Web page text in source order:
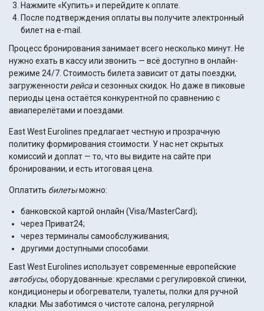
Нажмите «Купить» и перейдите к оплате.
После подтверждения оплаты вы получите электронный
билет на e-mail.
Процесс бронирования занимает всего несколько минут. Не
нужно ехать в кассу или звонить — всё доступно в онлайн-
режиме 24/7. Стоимость билета зависит от даты поездки,
загруженности рейсаи сезонных скидок. Но даже в пиковые
периоды цена остаётся конкурентной по сравнению с
авиаперелётами и поездами.
East West Eurolines предлагает честную и прозрачную
политику формирования стоимости. У нас нет скрытых
комиссий и доплат — то, что вы видите на сайте при
бронировании, и есть итоговая цена.
Оплатить билетыможно:
банковской картой онлайн (Visa/MasterCard);
через Приват24;
через терминалы самообслуживания;
другими доступными способами.
East West Eurolines использует современные европейские
автобусы, оборудованные: креслами с регулировкой спинки,
кондиционеры и обогреватели, туалеты, полки для ручной
кладки. Мы заботимся о чистоте салона, регулярной